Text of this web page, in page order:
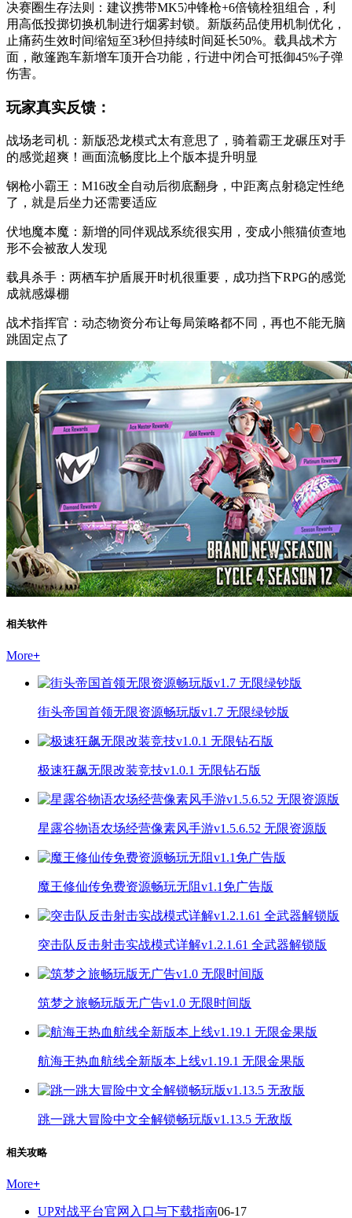
决赛圈生存法则：建议携带MK5冲锋枪+6倍镜栓狙组合，利
用高低投掷切换机制进行烟雾封锁。新版药品使用机制优化，
止痛药生效时间缩短至3秒但持续时间延长50%。载具战术方
面，敞篷跑车新增车顶开合功能，行进中闭合可抵御45%子弹
伤害。
玩家真实反馈：
战场老司机：新版恐龙模式太有意思了，骑着霸王龙碾压对手
的感觉超爽！画面流畅度比上个版本提升明显
钢枪小霸王：M16改全自动后彻底翻身，中距离点射稳定性绝
了，就是后坐力还需要适应
伏地魔本魔：新增的同伴观战系统很实用，变成小熊猫侦查地
形不会被敌人发现
载具杀手：两栖车护盾展开时机很重要，成功挡下RPG的感觉
成就感爆棚
战术指挥官：动态物资分布让每局策略都不同，再也不能无脑
跳固定点了
相关软件
More+
街头帝国首领无限资源畅玩版v1.7 无限绿钞版
极速狂飙无限改装竞技v1.0.1 无限钻石版
星露谷物语农场经营像素风手游v1.5.6.52 无限资源版
魔王修仙传免费资源畅玩无阻v1.1免广告版
突击队反击射击实战模式详解v1.2.1.61 全武器解锁版
筑梦之旅畅玩版无广告v1.0 无限时间版
航海王热血航线全新版本上线v1.19.1 无限金果版
跳一跳大冒险中文全解锁畅玩版v1.13.5 无敌版
相关攻略
More+
UP对战平台官网入口与下载指南06-17